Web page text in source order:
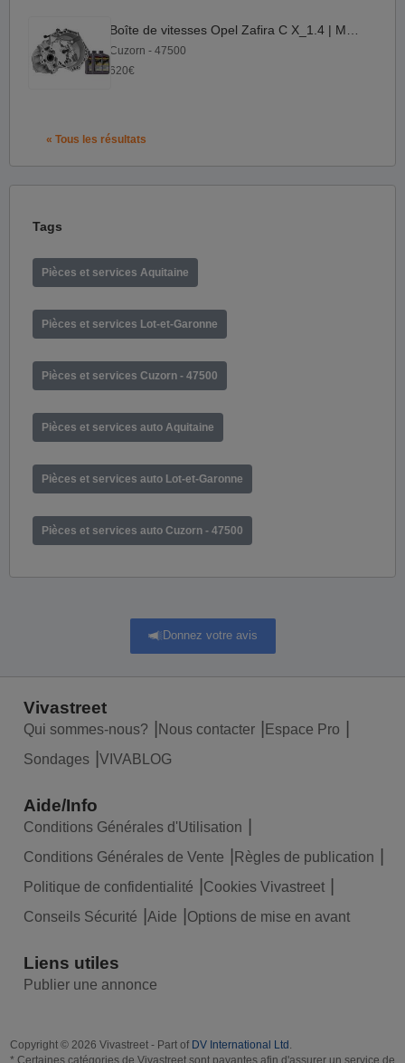
Cuzorn - 47500
620€
« Tous les résultats
Tags
Pièces et services Aquitaine
Pièces et services Lot-et-Garonne
Pièces et services Cuzorn - 47500
Pièces et services auto Aquitaine
Pièces et services auto Lot-et-Garonne
Pièces et services auto Cuzorn - 47500
Donnez votre avis
Vivastreet
Qui sommes-nous? Nous contacter
Espace Pro
Sondages
VIVABLOG
Aide/Info
Conditions Générales d'Utilisation
Conditions Générales de Vente
Règles de publication
Politique de confidentialité
Cookies Vivastreet
Conseils Sécurité
Aide Options de mise en avant
Liens utiles
Publier une annonce
Copyright © 2026 Vivastreet - Part of DV International Ltd .
* Certaines catégories de Vivastreet sont payantes afin d'assurer un service de